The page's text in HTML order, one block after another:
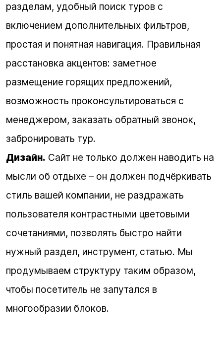
разделам, удобный поиск туров с
включением дополнительных фильтров,
простая и понятная навигация. Правильная
расстановка акцентов: заметное
размещение горящих предложений,
возможность проконсультироваться с
менеджером, заказать обратный звонок,
забронировать тур.
Дизайн. Сайт не только должен наводить на
мысли об отдыхе – он должен подчёркивать
стиль вашей компании, не раздражать
пользователя контрастными цветовыми
сочетаниями, позволять быстро найти
нужный раздел, инструмент, статью. Мы
продумываем структуру таким образом,
чтобы посетитель не запутался в
многообразии блоков.